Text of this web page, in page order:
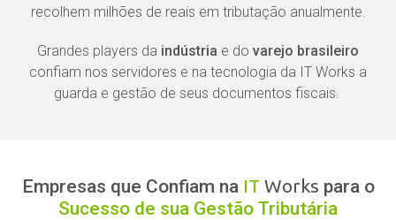
recolhem milhões de reais em tributação anualmente.
Grandes players da indústria e do varejo brasileiro
confiam nos servidores e na tecnologia da IT Works a
guarda e gestão de seus documentos fiscais.
Empresas que Confiam na IT Works parao
Sucesso de sua Gestão Tributária